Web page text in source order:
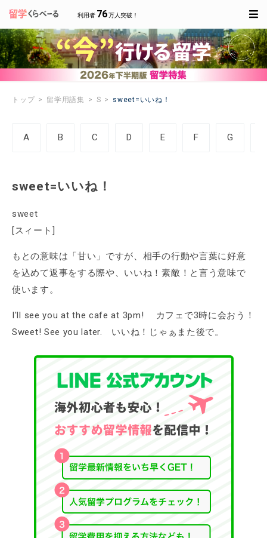
利用者 76万人突破！
トップ 留学用語集 S sweet=いいね！
A B C D E F G
sweet=いいね！
sweet
[スィート]
もとの意味は「甘い」ですが、相手の行動や言葉に好意
を込めて返事をする際や、いいね！素敵！と言う意味で
使います。
I'll see you at the cafe at 3pm! カフェで3時に会おう！
Sweet! See you later. いいね！じゃぁまた後で。